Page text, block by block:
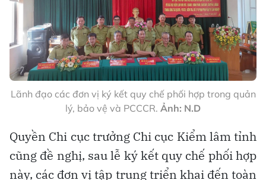
Lãnh đạo các đơn vị ký kết quy chế phối hợp trong quản
lý, bảo vệ và PCCCR. Ảnh: N.D
Quyền Chi cục trưởng Chi cục Kiểm lâm tỉnh
cũng đề nghị, sau lễ ký kết quy chế phối hợp
này, các đơn vị tập trung triển khai đến toàn